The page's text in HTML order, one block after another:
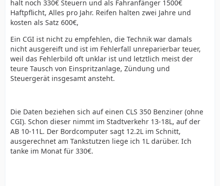
halt noch 330€ Steuern und als Fahranfänger 1500€
Haftpflicht, Alles pro Jahr. Reifen halten zwei Jahre und
kosten als Satz 600€,
Ein CGI ist nicht zu empfehlen, die Technik war damals
nicht ausgereift und ist im Fehlerfall unreparierbar teuer,
weil das Fehlerbild oft unklar ist und letztlich meist der
teure Tausch von Einspritzanlage, Zündung und
Steuergerät insgesamt ansteht.
Die Daten beziehen sich auf einen CLS 350 Benziner (ohne
CGI). Schon dieser nimmt im Stadtverkehr 13-18L, auf der
AB 10-11L. Der Bordcomputer sagt 12.2L im Schnitt,
ausgerechnet am Tankstutzen liege ich 1L darüber. Ich
tanke im Monat für 330€.